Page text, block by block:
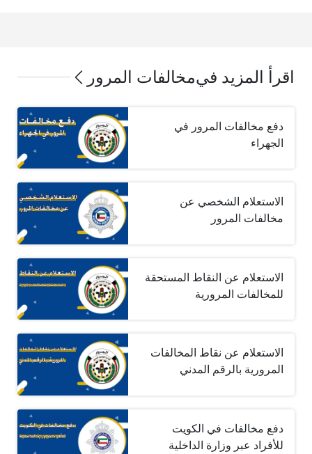
اقرأ المزيد فيمخالفات المرور
دفع مخالفات المرور في
الجهراء
الاستعلام الشخصي عن
مخالفات المرور
الاستعلام عن النقاط المستحقة
للمخالفات المرورية
الاستعلام عن نقاط المخالفات
المرورية بالرقم المدني
دفع مخالفات في الكويت
للأفراد عبر وزارة الداخلية